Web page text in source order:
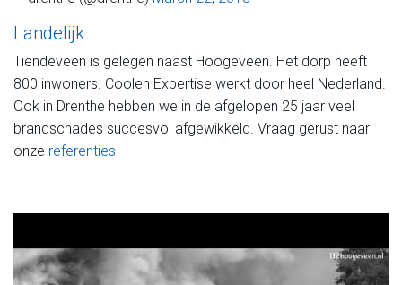
Landelijk
Tiendeveen is gelegen naast Hoogeveen. Het dorp heeft
800 inwoners. Coolen Expertise werkt door heel Nederland.
Ook in Drenthe hebben we in de afgelopen 25 jaar veel
brandschades succesvol afgewikkeld. Vraag gerust naar
onze referenties